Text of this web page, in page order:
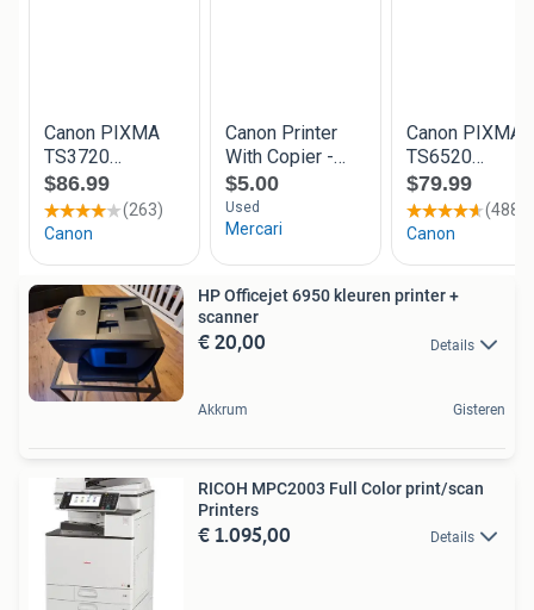
HP Officejet 6950 kleuren printer +
scanner
€ 20,00 Details
Akkrum Gisteren
RICOH MPC2003 Full Color print/scan
Printers
€ 1.095,00 Details